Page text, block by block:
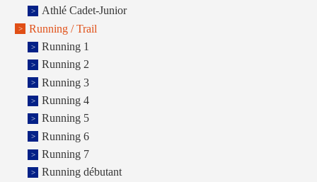
Athlé Cadet-Junior
Running / Trail
Running 1
Running 2
Running 3
Running 4
Running 5
Running 6
Running 7
Running débutant